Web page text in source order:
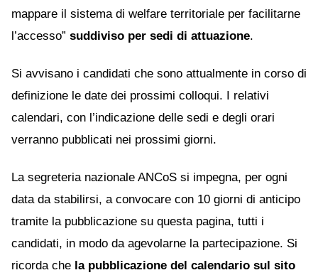
mappare il sistema di welfare territoriale per facilitarne
l’accesso” suddiviso per sedi di attuazione.
Si avvisano i candidati che sono attualmente in corso di
definizione le date dei prossimi colloqui. I relativi
calendari, con l’indicazione delle sedi e degli orari
verranno pubblicati nei prossimi giorni.
La segreteria nazionale ANCoS si impegna, per ogni
data da stabilirsi, a convocare con 10 giorni di anticipo
tramite la pubblicazione su questa pagina, tutti i
candidati, in modo da agevolarne la partecipazione. Si
ricorda che la pubblicazione del calendario sul sito